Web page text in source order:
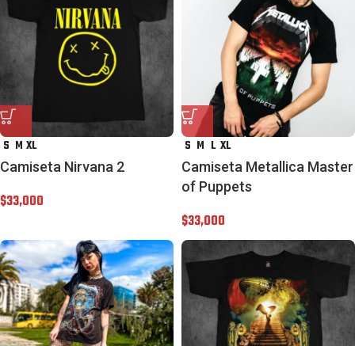
S M XL
Camiseta Nirvana 2
$33,000
S M L XL
Camiseta Metallica Master
of Puppets
$33,000